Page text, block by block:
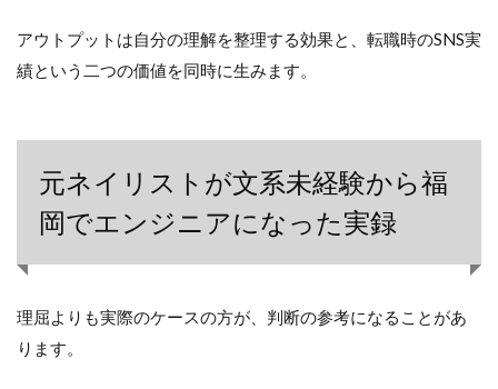
アウトプットは自分の理解を整理する効果と、転職時のSNS実
績という二つの価値を同時に生みます。
元ネイリストが文系未経験から福
岡でエンジニアになった実録
理屈よりも実際のケースの方が、判断の参考になることがあ
ります。